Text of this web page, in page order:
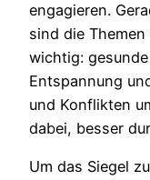
engagieren.
sind die
wichtig:
Entspannung
und Konflikten
dabei, besser
Um das Siegel